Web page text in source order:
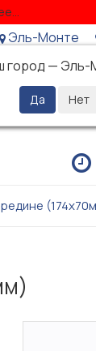
Эль-Монте
город — Эль-
Просмотренные